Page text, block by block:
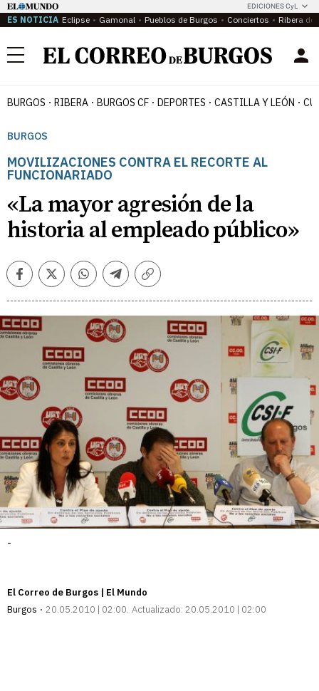
EDICIONES CyL
ES NOTICIA Eclipse Gamonal Pueblos de Burgos Conciertos Ribera del
Menú
BURGOS RIBERA BURGOS CF DEPORTES CASTILLA Y LEÓN
BURGOS
MOVILIZACIONES CONTRA EL RECORTE AL
FUNCIONARIADO
«La mayor agresión de la
historia al empleado público»
FacebookTwitterWhatsappTelegramCopiar
-
El Correo de Burgos | El Mundo
Burgos
20.05.2010 | 02:00 Actualizado: 20.05.2010 | 02:00